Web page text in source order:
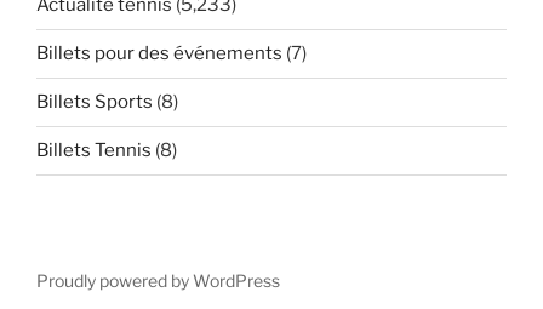
Actualité tennis (5,233)
Billets pour des événements (7)
Billets Sports (8)
Billets Tennis (8)
Proudly powered by WordPress